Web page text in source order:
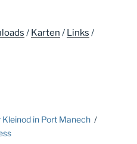
/ Karten / Links /
in Port Manech